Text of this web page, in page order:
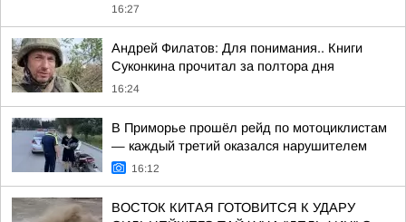
16:27
Андрей Филатов: Для понимания.. Книги
Суконкина прочитал за полтора дня
16:24
В Приморье прошёл рейд по мотоциклистам
— каждый третий оказался нарушителем
16:12
ВОСТОК КИТАЯ ГОТОВИТСЯ К УДАРУ